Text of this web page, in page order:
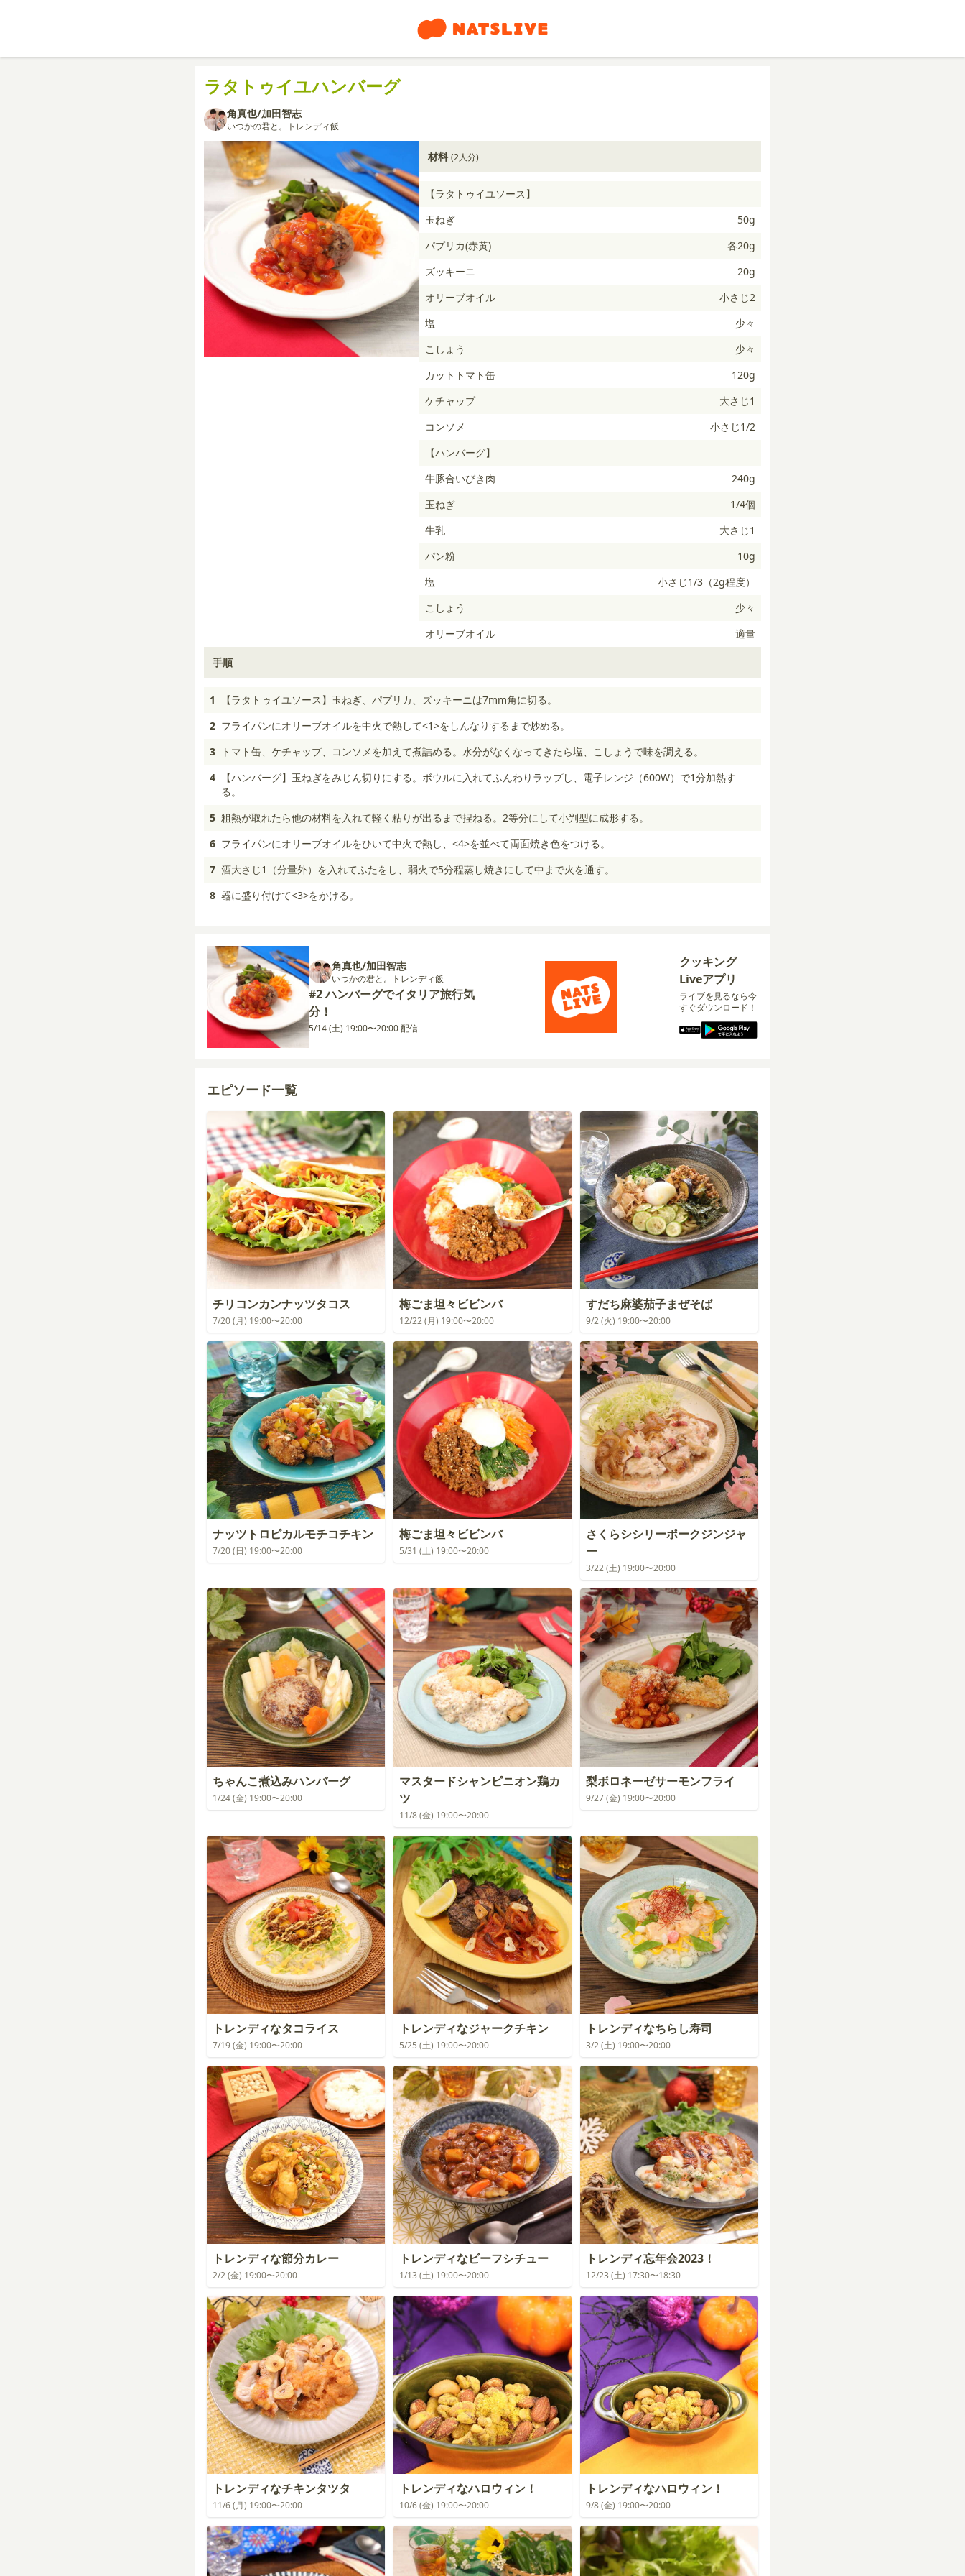
ラタトゥイユハンバーグ
角真也/加田智志
いつかの君と。トレンディ飯
材料 (2人分)
【ラタトゥイユソース】
玉ねぎ
50g
パプリカ(赤黄)
各20g
ズッキーニ
20g
オリーブオイル
小さじ2
塩
少々
こしょう
少々
カットトマト缶
120g
ケチャップ
大さじ1
コンソメ
小さじ1/2
【ハンバーグ】
牛豚合いびき肉
240g
玉ねぎ
1/4個
牛乳
大さじ1
パン粉
10g
塩
小さじ1/3（2g程度）
こしょう
少々
オリーブオイル
適量
手順
1
【ラタトゥイユソース】玉ねぎ、パプリカ、ズッキーニは7mm角に切る。
2 フライパンにオリーブオイルを中火で熱して<1>をしんなりするまで炒める。
3
トマト缶、ケチャップ、コンソメを加えて煮詰める。水分がなくなってきたら塩、こしょうで味を調える。
4
【ハンバーグ】玉ねぎをみじん切りにする。ボウルに入れてふんわりラップし、電子レンジ（600W）で1分加熱す
る。
5 粗熱が取れたら他の材料を入れて軽く粘りが出るまで捏ねる。2等分にして小判型に成形する。
6 フライパンにオリーブオイルをひいて中火で熱し、<4>を並べて両面焼き色をつける。
7 酒大さじ1（分量外）を入れてふたをし、弱火で5分程蒸し焼きにして中まで火を通す。
8 器に盛り付けて<3>をかける。
角真也/加田智志
いつかの君と。トレンディ飯
#2 ハンバーグでイタリア旅行気
分！
5/14 (土) 19:00〜20:00 配信
クッキング
Liveアプリ
ライブを見るなら今
すぐダウンロード！
エピソード一覧
チリコンカンナッツタコス
7/20 (月) 19:00〜20:00
梅ごま坦々ビビンバ
12/22 (月) 19:00〜20:00
すだち麻婆茄子まぜそば
9/2 (火) 19:00〜20:00
ナッツトロピカルモチコチキン
7/20 (日) 19:00〜20:00
梅ごま坦々ビビンバ
5/31 (土) 19:00〜20:00
さくらシシリーポークジンジャ
ー
3/22 (土) 19:00〜20:00
ちゃんこ煮込みハンバーグ
1/24 (金) 19:00〜20:00
マスタードシャンピニオン鶏カ
ツ
11/8 (金) 19:00〜20:00
梨ボロネーゼサーモンフライ
9/27 (金) 19:00〜20:00
トレンディなタコライス
7/19 (金) 19:00〜20:00
トレンディなジャークチキン
5/25 (土) 19:00〜20:00
トレンディなちらし寿司
3/2 (土) 19:00〜20:00
トレンディな節分カレー
2/2 (金) 19:00〜20:00
トレンディなビーフシチュー
1/13 (土) 19:00〜20:00
トレンディ忘年会2023！
12/23 (土) 17:30〜18:30
トレンディなチキンタツタ
11/6 (月) 19:00〜20:00
トレンディなハロウィン！
10/6 (金) 19:00〜20:00
トレンディなハロウィン！
9/8 (金) 19:00〜20:00